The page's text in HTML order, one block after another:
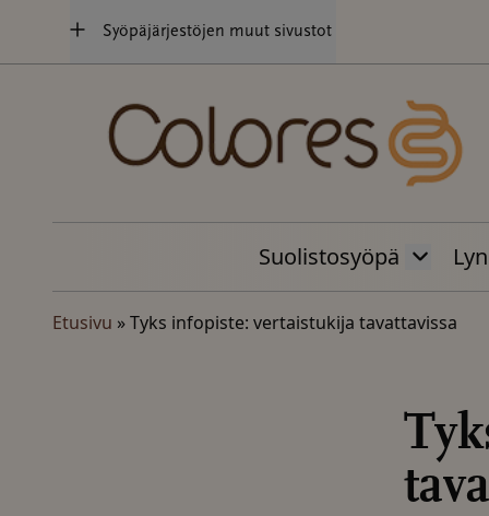
sisältöön
Syöpäjärjestöjen muut sivustot
Suolistosyöpä
Etusivu »Tyks infopiste: vertaistukija tavattavissa